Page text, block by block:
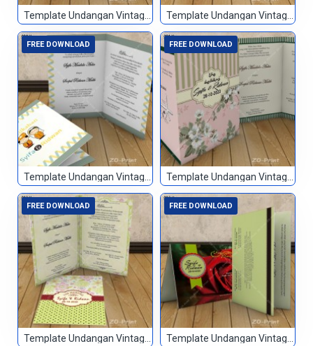
Template Undangan Vintage 078 Template Undangan Vintage 079
FREE DOWNLOAD
Template Undangan Vintage 080
FREE DOWNLOAD
Template Undangan Vintage 081
FREE DOWNLOAD
Template Undangan Vintage 082
FREE DOWNLOAD
Template Undangan Vintage 083